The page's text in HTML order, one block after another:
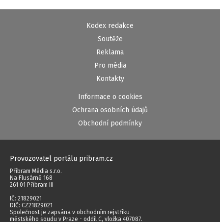
Kodex redakce
Soutěže
Reklama
Pro média
Kontakty
Informace o cookies
Ochrana osobních údajů
Obchodní podmínky
Provozovatel portálu pribram.cz
Příbram Média s.r.o.
Na Flusárně 168
261 01 Příbram III
IČ: 21829021
DIČ: CZ21829021
Společnost je zapsána v obchodním rejstříku
městského soudu v Praze - oddíl C, vložka 407087.